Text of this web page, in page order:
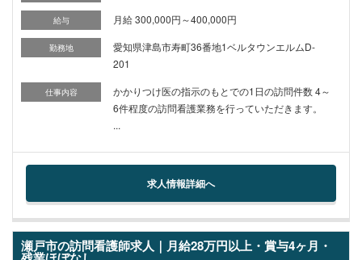
給与 月給 300,000円～400,000円
勤務地
愛知県津島市寿町36番地1ベルタウンエルムD-
201
仕事内容
かかりつけ医の指示のもとでの1日の訪問件数 4～
6件程度の訪問看護業務を行っていただきます。
...
求人情報詳細へ
瀬戸市の訪問看護師求人｜月給28万円以上・賞与4ヶ月・